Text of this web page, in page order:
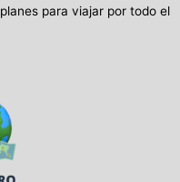
para viajar por todo el